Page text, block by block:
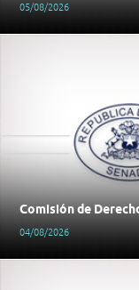
05/08/2026
Comisión de
04/08/2026